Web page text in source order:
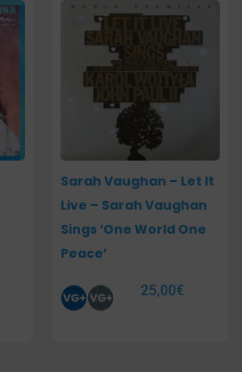
Sarah Vaughan – Let It
Live – Sarah Vaughan
Sings ‘One World One
Peace’
25,00€